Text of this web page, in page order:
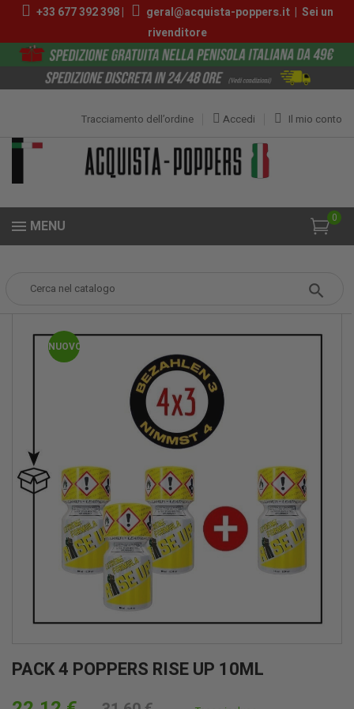
+33 677 392 398 | geral@acquista-poppers.it| Sei un
rivenditore
Il mio conto
Accedi
Tracciamento dell’ordine
0
MENU
NUOVO
PACK 4 POPPERS RISE UP 10ML